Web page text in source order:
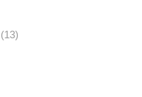
13